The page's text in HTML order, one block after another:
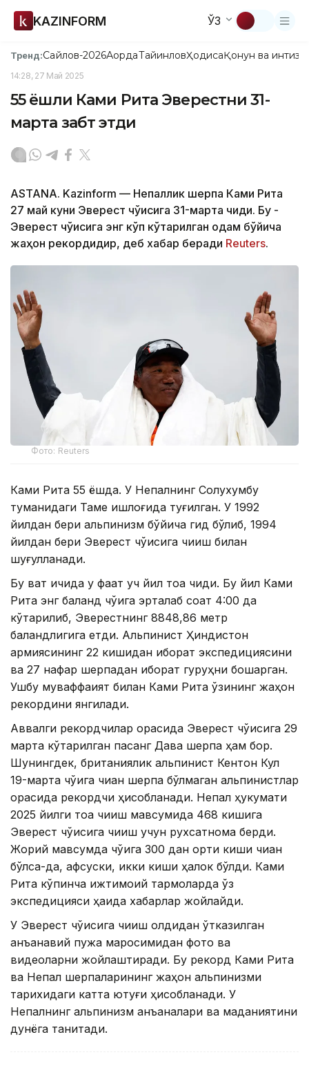
KAZINFORM ЎЗ
Тренд:Сайлов-2026АқордаТайинловҲодисаҚонун ва
14:28, 27 Май 2025
55 ёшли Ками Рита Эверестни 31-
марта забт этди
ASTANA. Kazinform — Непаллик шерпа Ками Рита
27 май куни Эверест чўққисига 31-марта чиқди. Бу -
Эверест чўққисига энг кўп кўтарилган одам бўйича
жаҳон рекордидир, деб хабар беради Reuters.
Фото: Reuters
Ками Рита 55 ёшда. У Непалнинг Солухумбу
туманидаги Таме қишлоғида туғилган. У 1992
йилдан бери альпинизм бўйича гид бўлиб, 1994
йилдан бери Эверест чўққисига чиқиш билан
шуғулланади.
Бу вақт ичида у фақат уч йил тоққа чиқди. Бу йил Ками
Рита энг баланд чўққига эрталаб соат 4:00 да
кўтарилиб, Эверестнинг 8848,86 метр
баландлигига етди. Альпинист Ҳиндистон
армиясининг 22 кишидан иборат экспедициясини
ва 27 нафар шерпадан иборат гуруҳни бошқарган.
Ушбу муваффақият билан Ками Рита ўзининг жаҳон
рекордини янгилади.
Аввалги рекордчилар орасида Эверест чўққисига 29
марта кўтарилган пасанг Дава шерпа ҳам бор.
Шунингдек, британиялик альпинист Кентон Кул
19-марта чўққига чиққан шерпа бўлмаган альпинистлар
орасида рекордчи ҳисобланади. Непал ҳукумати
2025 йилги тоққа чиқиш мавсумида 468 кишига
Эверест чўққисига чиқиш учун рухсатнома берди.
Жорий мавсумда чўққига 300 дан ортиқ киши чиққан
бўлса-да, афсуски, икки киши ҳалок бўлди. Ками
Рита кўпинча ижтимоий тармоқларда ўз
экспедицияси ҳақида хабарлар жойлайди.
У Эверест чўққисига чиқиш олдидан ўтказилган
анъанавий пужа маросимидан фото ва
видеоларни жойлаштиради. Бу рекорд Ками Рита
ва Непал шерпаларининг жаҳон альпинизми
тарихидаги катта ютуғи ҳисобланади. У
Непалнинг альпинизм анъаналари ва маданиятини
дунёга танитади.